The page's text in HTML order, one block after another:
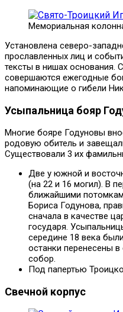
Мемориальная
Установлена северо-
прославленных лиц и
тексты в нишах основания.
совершаются ежегодные
напоминающие о гибели
Усыпальница бояр
Многие бояре Годуновы
родовую обитель и
Существовали 3 их
Две у южной и
(на 22 и 16 могил). В
ближайшими
Бориса Годунова,
сначала в качестве
государя.
середине 18 века
останки перенесены
собор.
Под папертью
Свечной корпус